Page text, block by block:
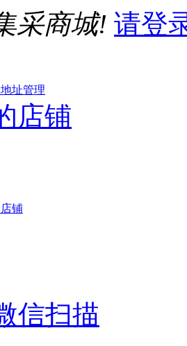
采商城! 请登
址管理
店铺
铺
信扫描